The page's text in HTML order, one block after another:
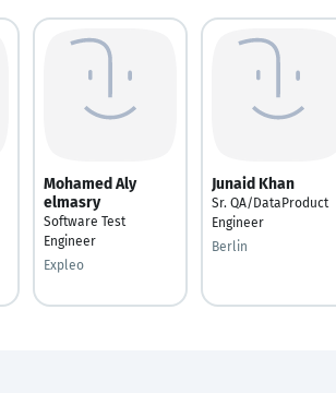
Mohamed Aly
elmasry
Software Test
Engineer
Expleo
Junaid Khan
Sr. QA/DataProduct
Engineer
Berlin